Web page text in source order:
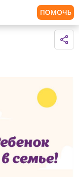
ПОМОЧЬ